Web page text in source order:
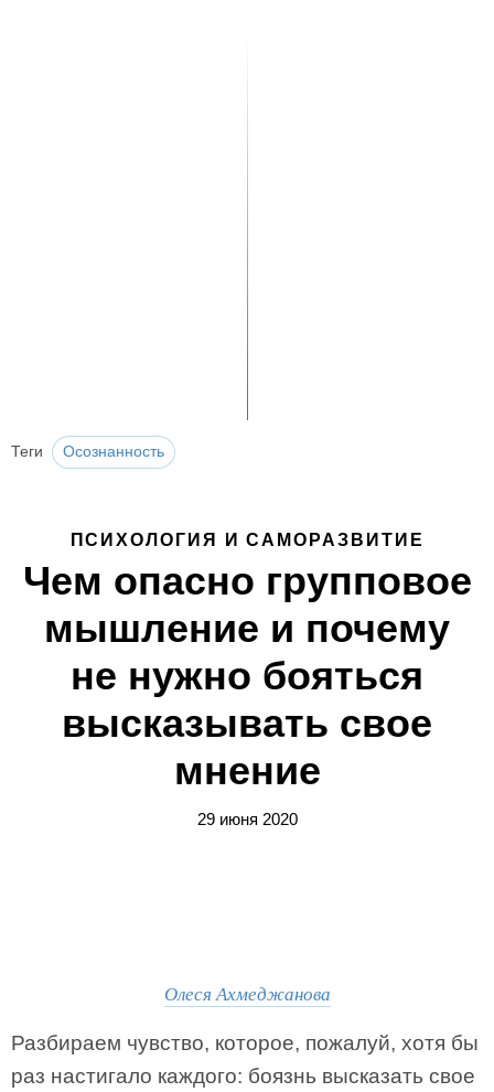
Теги Осознанность
ПСИХОЛОГИЯ И САМОРАЗВИТИЕ
Чем опасно групповое
мышление и почему
не нужно бояться
высказывать свое
мнение
29 июня 2020
Олеся Ахмеджанова
Разбираем чувство, которое, пожалуй, хотя бы
раз настигало каждого: боязнь высказать свое